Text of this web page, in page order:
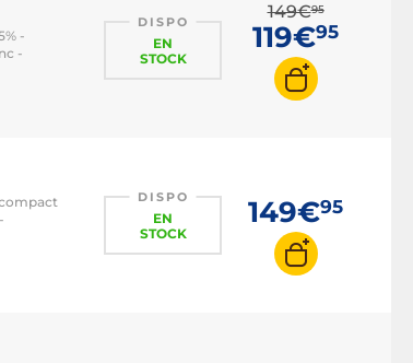
-
-
DISPO
EN
STOCK
149€95
119€95
DISPO
EN
STOCK
149€95